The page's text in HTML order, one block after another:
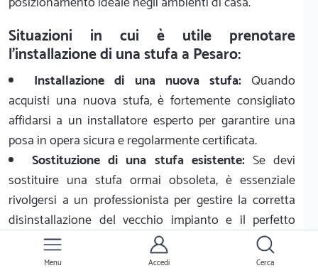
Situazioni in cui è utile prenotare
l'installazione di una stufa a Pesaro:
Installazione di una nuova stufa:Quando
acquisti una nuova stufa, è fortemente consigliato
affidarsi a un installatore esperto per garantire una
posa in opera sicura e regolarmente certificata.
Sostituzione di una stufa esistente:Se devi
sostituire una stufa ormai obsoleta, è essenziale
rivolgersi a un professionista per gestire la corretta
disinstallazione del vecchio impianto e il perfetto
allaccio del nuovo.
Ristrutturazione o rinnovamento di un
Menu Accedi Cerca